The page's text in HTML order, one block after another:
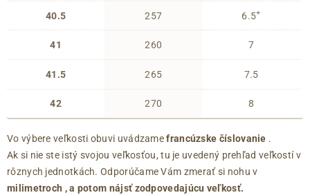
40.5
41
41.5
42
257
260
265
270
6.5+
7
7.5
8
Vo výbere veľkosti obuvi uvádzamefrancúzske číslovanie .
Ak si nie ste istý svojou veľkosťou, tu je uvedený prehľad veľkostí v
rôznych jednotkách. Odporúčame Vám zmerať si nohu v
milimetroch , a potom nájsť zodpovedajúcu veľkosť.